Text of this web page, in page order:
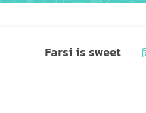
Farsi is sweet